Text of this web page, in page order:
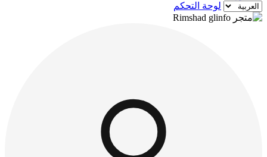
لوحة التحكم